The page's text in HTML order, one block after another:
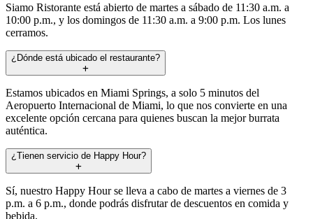
Siamo Ristorante está abierto de martes a sábado de 11:30 a.m. a
10:00 p.m., y los domingos de 11:30 a.m. a 9:00 p.m. Los lunes
cerramos.
¿Dónde está ubicado el restaurante?
Estamos ubicados en Miami Springs, a solo 5 minutos del
Aeropuerto Internacional de Miami, lo que nos convierte en una
excelente opción cercana para quienes buscan la mejor burrata
auténtica.
¿Tienen servicio de Happy Hour?
Sí, nuestro Happy Hour se lleva a cabo de martes a viernes de 3
p.m. a 6 p.m., donde podrás disfrutar de descuentos en comida y
bebida.